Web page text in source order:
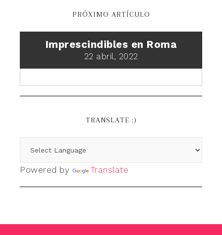
PRÓXIMO ARTÍCULO
Imprescindibles en Roma
22 abril, 2022
TRANSLATE :)
Powered by Translate